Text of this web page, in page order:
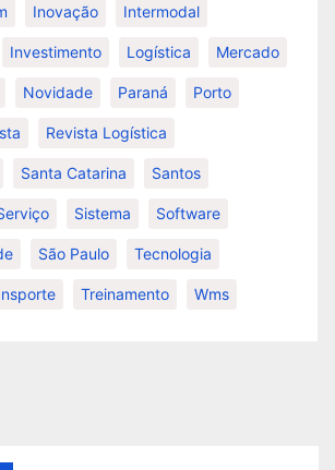
Inovação Intermodal
Investimento Logística Mercado
Novidade Paraná Porto
Revista Logística
Santa Catarina Santos
Sistema Software
São Paulo Tecnologia
Treinamento Wms